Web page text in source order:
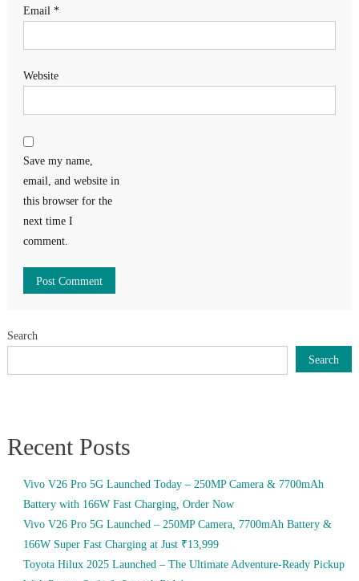
Email *
Website
Save my name,
email, and website in
this browser for the
next time I
comment.
Search
Search
Recent Posts
Vivo V26 Pro 5G Launched Today – 250MP Camera & 7700mAh
Battery with 166W Fast Charging, Order Now
Vivo V26 Pro 5G Launched – 250MP Camera, 7700mAh Battery &
166W Super Fast Charging at Just ₹13,999
Toyota Hilux 2025 Launched – The Ultimate Adventure-Ready Pickup